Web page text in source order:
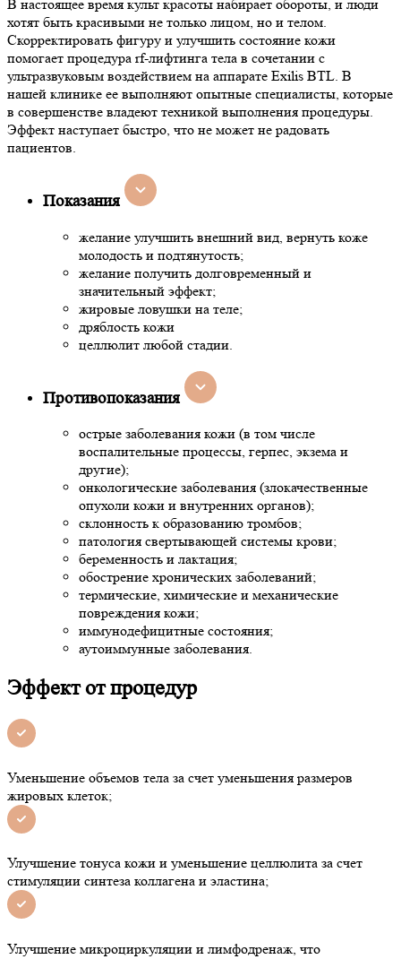
В настоящее время культ красоты набирает обороты, и люди
хотят быть красивыми не только лицом, но и телом.
Скорректировать фигуру и улучшить состояние кожи
помогает процедура rf-лифтинга тела в сочетании с
ультразвуковым воздействием на аппарате Exilis BTL. В
нашей клинике ее выполняют опытные специалисты, которые
в совершенстве владеют техникой выполнения процедуры.
Эффект наступает быстро, что не может не радовать
пациентов.
Показания
желание улучшить внешний вид, вернуть коже
молодость и подтянутость;
желание получить долговременный и
значительный эффект;
жировые ловушки на теле;
дряблость кожи
целлюлит любой стадии.
Противопоказания
острые заболевания кожи (в том числе
воспалительные процессы, герпес, экзема и
другие);
онкологические заболевания (злокачественные
опухоли кожи и внутренних органов);
склонность к образованию тромбов;
патология свертывающей системы крови;
беременность и лактация;
обострение хронических заболеваний;
термические, химические и механические
повреждения кожи;
иммунодефицитные состояния;
аутоиммунные заболевания.
Эффект от процедур
Уменьшение объемов тела за счет уменьшения размеров
жировых клеток;
Улучшение тонуса кожи и уменьшение целлюлита за счет
стимуляции синтеза коллагена и эластина;
Улучшение микроциркуляции и лимфодренаж, что